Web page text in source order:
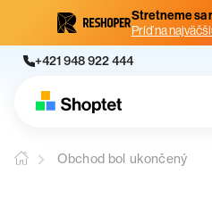
Stretneme sa
Príď na
+421 948 922 444
Obchod bol ukončený